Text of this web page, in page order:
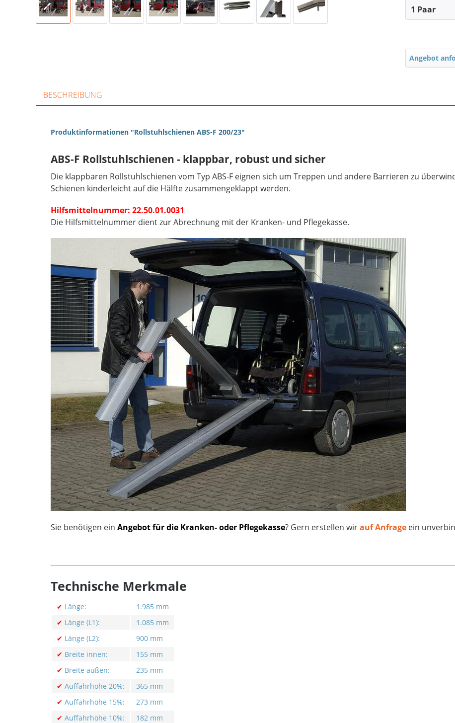
Angebot
BESCHREIBUNG
Produktinformationen "Rollstuhlschienen ABS-F 200/23"
ABS-F Rollstuhlschienen - klappbar, robust und sicher
Die klappbaren Rollstuhlschienen vom Typ ABS-F eignen sich um Treppen und andere Barrieren zu
Schienen kinderleicht auf die Hälfte zusammengeklappt werden.
Hilfsmittelnummer: 22.50.01.0031
Die Hilfsmittelnummer dient zur Abrechnung mit der Kranken- und Pflegekasse.
Sie benötigen ein Angebot für die Kranken- oder Pflegekasse? Gern erstellen wirauf Anfrage ein
Technische Merkmale
✔ Länge:
1.985 mm
✔ Länge (L1):
1.085 mm
✔ Länge (L2):
900 mm
✔ Breite innen:
155 mm
✔ Breite außen:
235 mm
✔ Auffahrhöhe 20%:
365 mm
✔ Auffahrhöhe 15%:
273 mm
✔ Auffahrhöhe 10%:
182 mm